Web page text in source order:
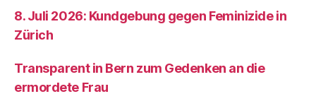
8. Juli 2026: Kundgebung gegen Feminizide in
Zürich
Transparent in Bern zum Gedenken an die
ermordete Frau